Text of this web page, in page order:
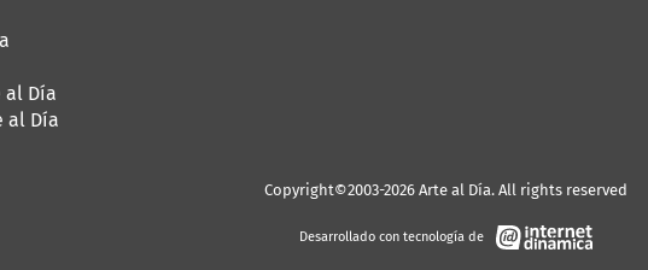
al Día
al Día
Copyright©2003-2026 Arte al Día. All rights reserved